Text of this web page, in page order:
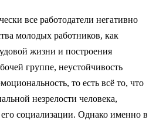
все работодатели негативно
молодых работников, как
жизни и построения
группе, неустойчивость
то есть всё то, что
незрелости человека,
социализации. Однако именно в